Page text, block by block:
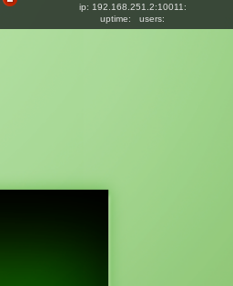
ip: 192.168.251.2:10011:
uptime:
users: